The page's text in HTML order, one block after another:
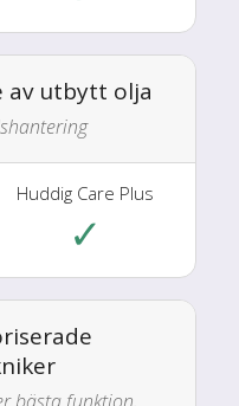
av utbytt olja
✓
bästa funktion,